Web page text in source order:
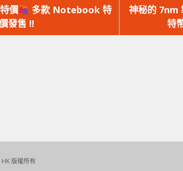
一
篇
文
價
多款 Notebook 特
發售 !!
神秘的 7nm
特
版權所有